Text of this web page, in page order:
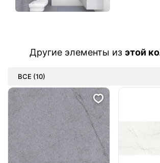
Другие элементы из этой
ВСЕ (10)